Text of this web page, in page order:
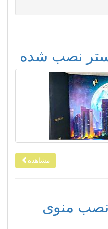
نصب شده
مشاهده
نصب منوی